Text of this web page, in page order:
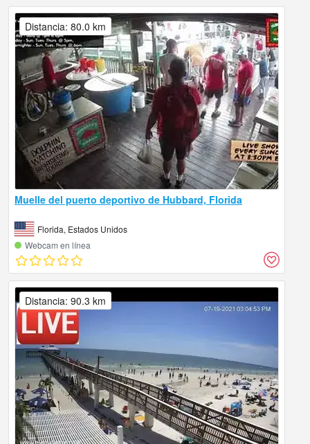
Muelle del puerto deportivo de Hubbard, Florida
Florida, Estados Unidos
Webcam en línea
Distancia: 80.0 km
Distancia: 90.3 km